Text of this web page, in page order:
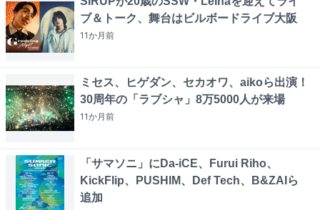
ブ＆トーク、舞台はビルボードライブ大阪
11か月前
ミセス、ヒゲダン、セカオワ、aikoら出演！
30周年の「ラブシャ」8万5000人が来場
11か月前
「サマソニ」にDa-iCE、Furui Riho、
KickFlip、PUSHIM、Def Tech、B&ZAIら
追加